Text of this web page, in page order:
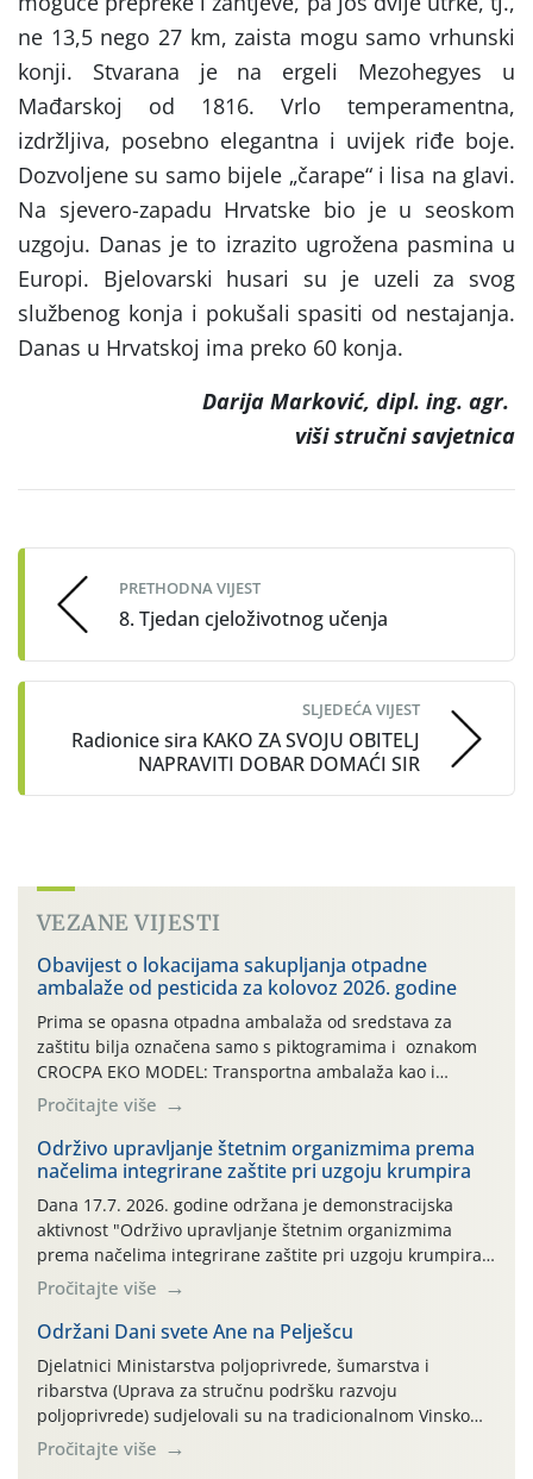
ne 13,5 nego 27 km, zaista mogu samo vrhunski
konji. Stvarana je na ergeli Mezohegyes u
Mađarskoj od 1816. Vrlo temperamentna,
izdržljiva, posebno elegantna i uvijek riđe boje.
Dozvoljene su samo bijele „čarape“ i lisa na glavi.
Na sjevero-zapadu Hrvatske bio je u seoskom
uzgoju. Danas je to izrazito ugrožena pasmina u
Europi. Bjelovarski husari su je uzeli za svog
službenog konja i pokušali spasiti od nestajanja.
Danas u Hrvatskoj ima preko 60 konja.
Darija Marković, dipl. ing. agr.
viši stručni savjetnica
navigation
PRETHODNA VIJEST
8. Tjedan cjeloživotnog učenja
SLJEDEĆA VIJEST
Radionice sira KAKO ZA SVOJU OBITELJ
NAPRAVITI DOBAR DOMAĆI SIR
VEZANE VIJESTI
Obavijest o lokacijama sakupljanja otpadne
ambalaže od pesticida za kolovoz 2026. godine
Prima se opasna otpadna ambalaža od sredstava za
zaštitu bilja označena samo s piktogramima i oznakom
CROCPA EKO MODEL: Transportna ambalaža kao i
ambalaža drugih proizvoda koji nisu sredstva za zaštitu
bilja (npr. ambalaža od mineralnih gnojiva,) se ne
prihvaća. Korisnicima je osiguran besplatni povrat
prazne ambalaže isključivo ovih tvrtki: AGROCHEM-MAKS,
AGRONOM, ALBAUGH TKI* (PINUS […]
Pročitajte više
Održivo upravljanje štetnim organizmima prema
načelima integrirane zaštite pri uzgoju krumpira
Dana 17.7. 2026. godine održana je demonstracijska
aktivnost "Održivo upravljanje štetnim organizmima
prema načelima integrirane zaštite pri uzgoju krumpira"
na pokusnom polju "Poredje", kraj naselja Belica (ARKOD
parcela ID 2445031) (središnji dio Međimurske županije).
Pročitajte više
Održani Dani svete Ane na Pelješcu
Djelatnici Ministarstva poljoprivrede, šumarstva i
ribarstva (Uprava za stručnu podršku razvoju
poljoprivrede) sudjelovali su na tradicionalnom Vinskom
forumu, održanom 24.07.2026. godine u Domu vinarske
tradicije u Putnikovićima na poluotoku Pelješcu, u
Pročitajte više